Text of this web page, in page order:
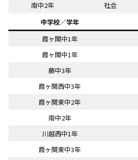
南中2年
社会
中学校／学年
霞ヶ関中1年
霞ヶ関中1年
藤中3年
霞ヶ関西中3年
霞ヶ関東中2年
南中2年
川越西中1年
霞ヶ関東中3年